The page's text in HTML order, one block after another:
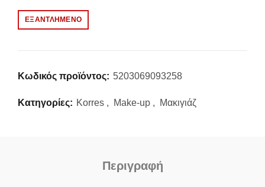
ΕΞΑΝΤΛΗΜΈΝΟ
Κωδικός προϊόντος: 5203069093258
Κατηγορίες: Korres , Make-up , Μακιγιάζ
Περιγραφή